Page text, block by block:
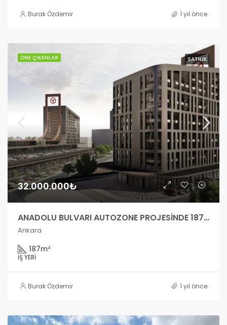
Burak Özdemir 1 yıl önce
ÖNE ÇIKANLAR SATILIK
32.000.000₺
ANADOLU BULVARI AUTOZONE PROJESİNDE 187 M2 KÖŞE DÜKKAN
Ankara
187m²
İŞ YERI
Burak Özdemir 1 yıl önce